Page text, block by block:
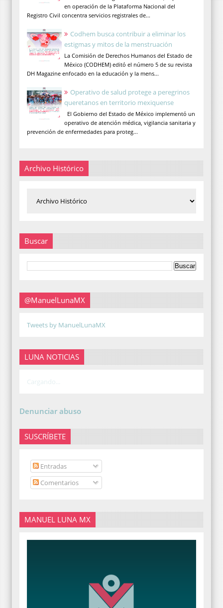
en operación de la Plataforma Nacional del
Registro Civil concentra servicios registrales de...
Codhem busca contribuir a eliminar los
estigmas y mitos de la menstruación
La Comisión de Derechos Humanos del Estado de
México (CODHEM) editó el número 5 de su revista
DH Magazine enfocado en la educación y la mens...
Operativo de salud protege a peregrinos
queretanos en territorio mexiquense
El Gobierno del Estado de México implementó un
operativo de atención médica, vigilancia sanitaria y
prevención de enfermedades para proteg...
Archivo Histórico
Buscar
@ManuelLunaMX
Tweets by ManuelLunaMX
LUNA NOTICIAS
Cargando...
Denunciar abuso
SUSCRÍBETE
Entradas
Comentarios
MANUEL LUNA MX